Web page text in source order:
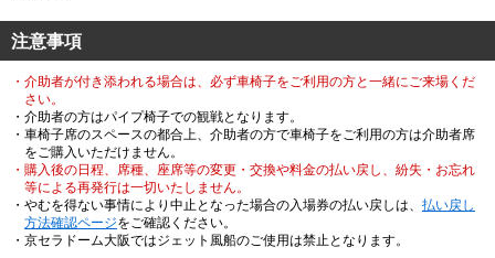
注意事項
・介助者が付き添われる場合は、必ず車椅子をご利用の方と一緒にご来場くだ
さい。
・介助者の方はパイプ椅子での観戦となります。
・車椅子席のスペースの都合上、介助者の方で車椅子をご利用の方は介助者席
をご購入いただけません。
・購入後の日程、席種、座席等の変更・交換や料金の払い戻し、紛失・お忘れ
等による再発行は一切いたしません。
・やむを得ない事情により中止となった場合の入場券の払い戻しは、 払い戻し
方法確認ページをご確認ください。
・京セラドーム大阪ではジェット風船のご使用は禁止となります。